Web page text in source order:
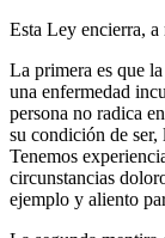
Esta Ley encierra, a
La primera es que
una enfermedad
persona no radica
su condición de ser,
Tenemos
circunstancias
ejemplo y aliento